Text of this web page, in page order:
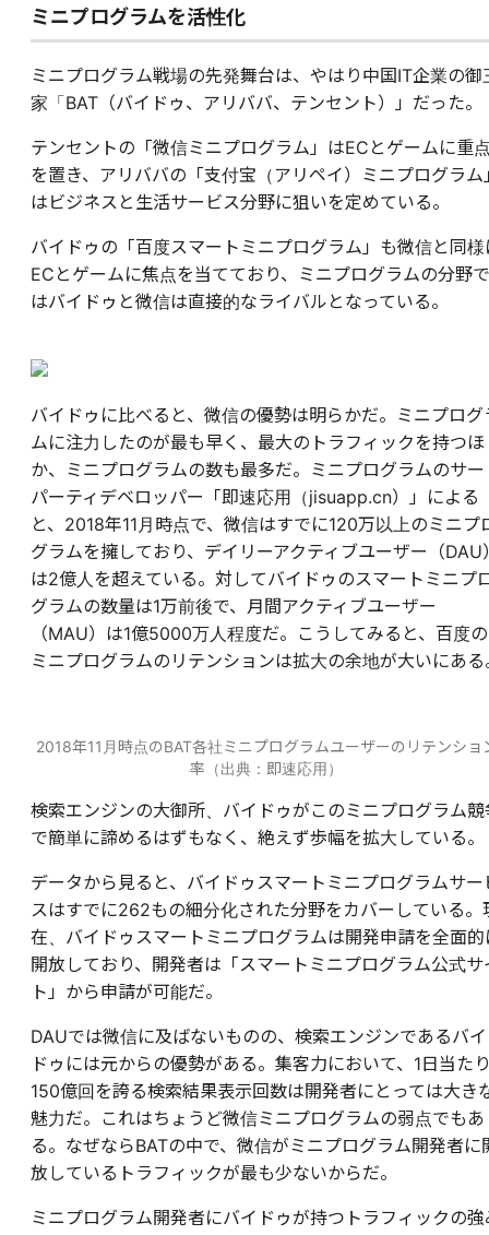
ミニプログラムを活性化
ミニプログラム戦場の先発舞台は、やはり中国IT企業の御
家「BAT（バイドゥ、アリババ、テンセント）」だった。
テンセントの「微信ミニプログラム」はECとゲームに重
を置き、アリババの「支付宝（アリペイ）ミニプログラム
はビジネスと生活サービス分野に狙いを定めている。
バイドゥの「百度スマートミニプログラム」も微信と同様
ECとゲームに焦点を当てており、ミニプログラムの分野で
はバイドゥと微信は直接的なライバルとなっている。
バイドゥに比べると、微信の優勢は明らかだ。ミニプログ
ムに注力したのが最も早く、最大のトラフィックを持つほ
か、ミニプログラムの数も最多だ。ミニプログラムのサー
パーティデベロッパー「即速応用（jisuapp.cn）」による
と、2018年11月時点で、微信はすでに120万以上のミニプ
グラムを擁しており、デイリーアクティブユーザー（DAU
は2億人を超えている。対してバイドゥのスマートミニプ
グラムの数量は1万前後で、月間アクティブユーザー
（MAU）は1億5000万人程度だ。こうしてみると、百度の
ミニプログラムのリテンションは拡大の余地が大いにある
2018年11月時点のBAT各社ミニプログラムユーザーのリテンショ
率（出典：即速応用）
検索エンジンの大御所、バイドゥがこのミニプログラム競
で簡単に諦めるはずもなく、絶えず歩幅を拡大している。
データから見ると、バイドゥスマートミニプログラムサー
スはすでに262もの細分化された分野をカバーしている。
在、バイドゥスマートミニプログラムは開発申請を全面的
開放しており、開発者は「スマートミニプログラム公式サ
ト」から申請が可能だ。
DAUでは微信に及ばないものの、検索エンジンであるバイ
ドゥには元からの優勢がある。集客力において、1日当た
150億回を誇る検索結果表示回数は開発者にとっては大き
魅力だ。これはちょうど微信ミニプログラムの弱点でもあ
る。なぜならBATの中で、微信がミニプログラム開発者に
放しているトラフィックが最も少ないからだ。
ミニプログラム開発者にバイドゥが持つトラフィックの強